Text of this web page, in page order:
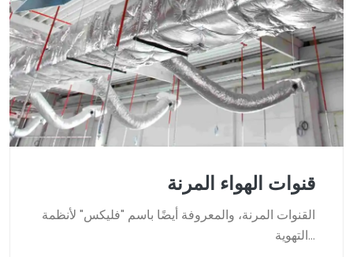
قنوات الهواء المرنة
القنوات المرنة، والمعروفة أيضًا باسم "فليكس" لأنظمة
التهوية...